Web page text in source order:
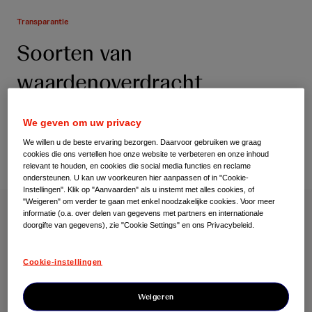
Transparantie
Soorten van
waardenoverdracht
De Waardenoverdrachten die openbaar worden
bijeenkomsten (b.v. continue professionele nascholing)
met de daaraan gekoppelde, toegelaten gastvrijheid; 2.
Vergoeding voor diensten; 3. Overdracht van waarde in
We geven om uw privacy
We willen u de beste ervaring bezorgen. Daarvoor gebruiken we graag
cookies die ons vertellen hoe onze website te verbeteren en onze inhoud
relevant te houden, en cookies die social media functies en reclame
ondersteunen. U kan uw voorkeuren hier aanpassen of in "Cookie-
Instellingen". Klik op "Aanvaarden" als u instemt met alles cookies, of
"Weigeren" om verder te gaan met enkel noodzakelijke cookies. Voor meer
informatie (o.a. over delen van gegevens met partners en internationale
doorgifte van gegevens), zie "Cookie Settings" en ons Privacybeleid.
Cookie-instellingen
Weigeren